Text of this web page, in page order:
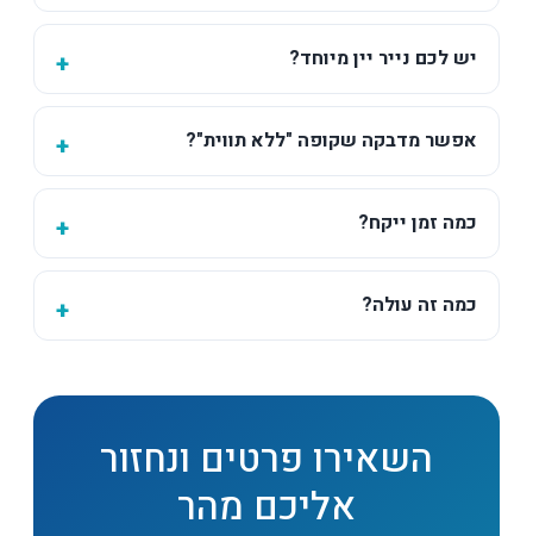
יש לכם נייר יין מיוחד?
אפשר מדבקה שקופה "ללא תווית"?
כמה זמן ייקח?
כמה זה עולה?
השאירו פרטים ונחזור
אליכם מהר